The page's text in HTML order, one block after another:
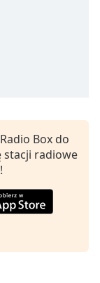
Box do
stacji radiowe